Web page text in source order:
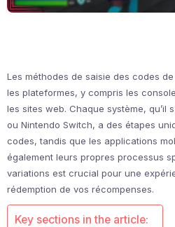
Les méthodes de saisie des codes
les plateformes, y compris les
les sites web. Chaque système, qu’il
ou Nintendo Switch, a des étapes
codes, tandis que les applications
également leurs propres processus
variations est crucial pour une
rédemption de vos récompenses.
Key sections in the article: